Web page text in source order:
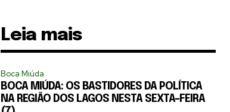
Leia mais
Boca Miúda
BOCA MIÚDA: OS BASTIDORES DA POLÍTICA
NA REGIÃO DOS LAGOS NESTA SEXTA-FEIRA